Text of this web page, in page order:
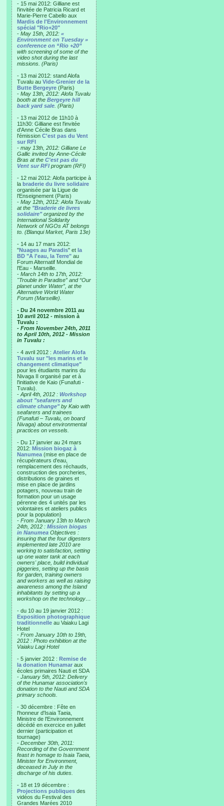
- 15 mai 2012: Gilliane est
l'invitée de Patricia Ricard et
Marie-Pierre Cabello aux
Mardis de l'Environnement
spécial "Rio+20"
- May 15th, 2012: «
Environment on Tuesday »
conference on “Rio +20”
with screening of some of the
video shot during the last
missions. (Paris)
- 13 mai 2012: stand Alofa
Tuvalu au Vide-Grenier de la
Butte Bergeyre (Paris)
- May 13th, 2012: Alofa Tuvalu
booth at the Bergeyre hill
back yard sale . (Paris)
- 13 mai 2012 de 11h10 à
11h30: Gilliane est l'invitée
d'Anne Cécile Bras dans
l'émission C'est pas du Vent
sur RFI
- may 13th, 2012: Gilliane Le
Gallic invited by Anne-Cécile
Bras at the C'est pas du
Vent sur RFI program (RFI)
- 12 mai 2012: Alofa participe à
la braderie du livre solidaire
organisée par la Ligue de
l'Enseignement (Paris)
- May 12th, 2012: Alofa Tuvalu
at the "Braderie de livres
solidaire"organized by the
International Solidarity
Network of NGOs AT belongs
to. (Blanqui Market, Paris 13e)
- 14 au 17 mars 2012:
"Nuages au Paradis" et la
BD "A l'eau, la Terre" au
Forum Alternatif Mondial de
l'Eau - Marseille.
- March 14th to 17th, 2012:
"Trouble in Paradise” and “Our
planet under Water”, at the
Alternative World Water
Forum (Marseille).
- Du 24 novembre 2011 au
10 avril 2012 - mission à
Tuvalu :
- From November 24th, 2011
to April 10th, 2012 - Mission
in Tuvalu :
- 4 avril 2012 : Atelier Alofa
Tuvalu sur "les marins et le
changement climatique"
pour les étudiants marins du
Nivaga II organisé par et à
l'initiative de Kaio (Funafuti -
Tuvalu).
- April 4th, 2012 : Workshop
about "seafarers and
climate change"by Kaio with
seafarers and trainees
(Funafuti – Tuvalu, on board
Nivaga) about environmental
practices on vessels.
- Du 17 janvier au 24 mars
2012: Mission biogaz à
Nanumea (mise en place de
récupérateurs d'eau,
remplacement des réchauds,
construction des porcheries,
distributions de graines et
mise en place de jardins
potagers, nouveau train de
formation pour un usage
pérenne des 4 unités par les
volontaires et ateliers publics
pour la population)
- From January 13th to March
24th, 2012 : Mission biogas
in Nanumea Objectives :
insuring that the four digesters
implemented late 2010 are
working to satisfaction, setting
up one water tank at each
owners' place, build individual
piggeries, setting up the basis
for garden, training owners
and workers as well as raising
awareness among the Island
inhabitants by setting up a
workshop on the technology…
- du 10 au 19 janvier 2012 :
Exposition photographique
traditionnelle au Vaiaku Lagi
Hotel
- From January 10th to 19th,
2012 : Photo exhibition at the
Vaiaku Lagi Hotel
- 5 janvier 2012 : Remise de
la donation Hunamar aux
écoles primaires Nauti et SDA
- January 5th, 2012: Delivery
of the Hunamar association's
donation to the Nauti and SDA
primary schools.
- 30 décembre : Fête en
l'honneur d'Isaia Taeia,
Ministre de l'Environnement
décédé en exercice en juillet
dernier (participation et
tournage)
- December 30th, 2011:
Recording of the Government
feast in homage to Isaia Taeia,
Minister for Environment,
deceased in July in the
discharge of his duties.
- 18 et 19 décembre :
Projections publiques des
vidéos du Festival des
Grandes Marées 2010